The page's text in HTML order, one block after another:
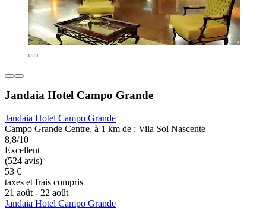
Jandaia Hotel Campo Grande
Jandaia Hotel Campo Grande
Campo Grande Centre, à 1 km de : Vila Sol Nascente
8,8/10
Excellent
(524 avis)
53 €
taxes et frais compris
21 août - 22 août
Jandaia Hotel Campo Grande